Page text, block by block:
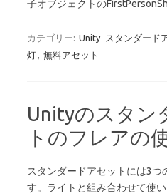
子オブジェクトの
カテゴリー: Unity スタンダード
灯, 無料アセット
Unityのスタン
トのフレアの
スタンダードアセットには3つ
す。ライトと組み合わせて使